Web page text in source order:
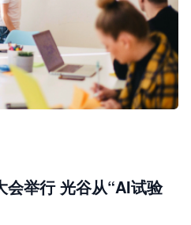
会举行 光谷从“AI试验